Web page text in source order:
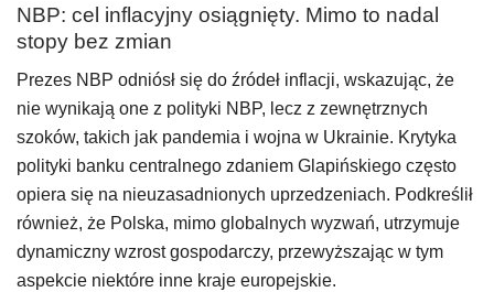
NBP: cel inflacyjny osiągnięty. Mimo to nadal
stopy bez zmian
Prezes NBP odniósł się do źródeł inflacji, wskazując, że
nie wynikają one z polityki NBP, lecz z zewnętrznych
szoków, takich jak pandemia i wojna w Ukrainie. Krytyka
polityki banku centralnego zdaniem Glapińskiego często
opiera się na nieuzasadnionych uprzedzeniach. Podkreślił
również, że Polska, mimo globalnych wyzwań, utrzymuje
dynamiczny wzrost gospodarczy, przewyższając w tym
aspekcie niektóre inne kraje europejskie.